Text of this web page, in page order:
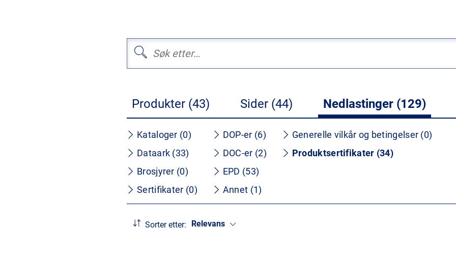
Produkter (43) Sider (44) Nedlastinger (129)
Kataloger (0)
Dataark (33)
Brosjyrer (0)
Sertifikater (0)
DOP-er (6)
DOC-er (2)
EPD (53)
Annet (1)
Generelle vilkår og betingelser (0)
Produktsertifikater (34)
Sorter etter: Relevans